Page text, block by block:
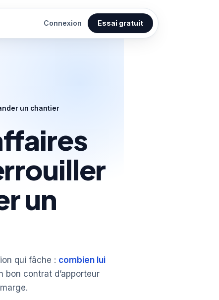
Connexion Essai gratuit
un chantier
un
qui fâche : combien lui
bon contrat d’apporteur